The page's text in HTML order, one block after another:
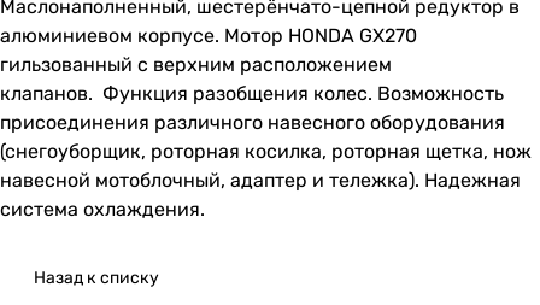
Маслонаполненный, шестерёнчато-цепной редуктор в
алюминиевом корпусе. Мотор HONDA GX270
гильзованный с верхним расположением
клапанов. Функция разобщения колес. Возможность
присоединения различного навесного оборудования
(снегоуборщик, роторная косилка, роторная щетка, нож
навесной мотоблочный, адаптер и тележка). Надежная
система охлаждения.
Назад к списку